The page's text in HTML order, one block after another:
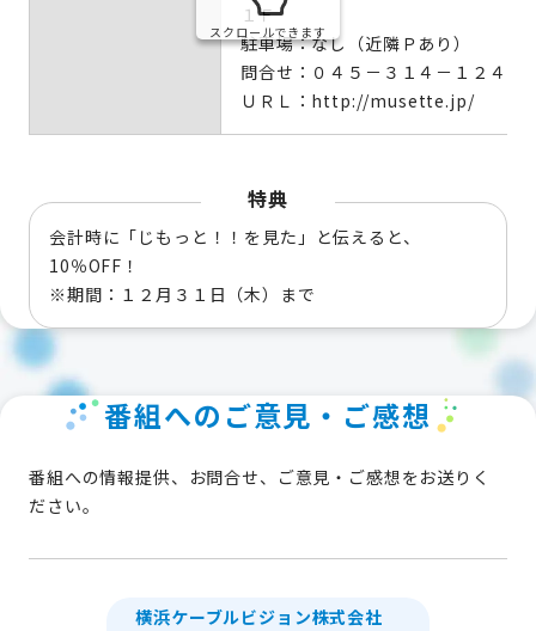
１Ｆ
駐車場：なし（近隣Ｐあり）
問合せ：０４５－３１４－１２４０
ＵＲＬ：http://musette.jp/
スクロールできます
特典
会計時に「じもっと！！を見た」と伝えると、
10％OFF！
※期間：１２月３１日（木）まで
番組へのご意見・ご感想
番組への情報提供、お問合せ、ご意見・ご感想をお送りく
ださい。
横浜ケーブルビジョン株式会社